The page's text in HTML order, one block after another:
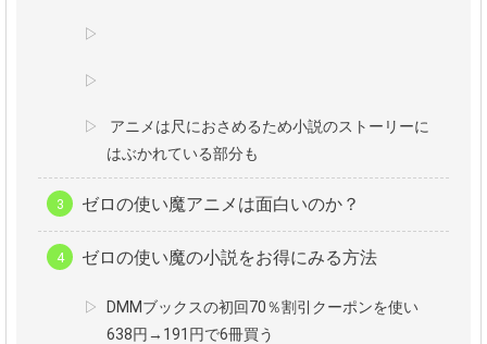
アニメは尺におさめるため小説のストーリーに
はぶかれている部分も
ゼロの使い魔アニメは面白いのか？
ゼロの使い魔の小説をお得にみる方法
DMMブックスの初回70％割引クーポンを使い
638円→191円で6冊買う